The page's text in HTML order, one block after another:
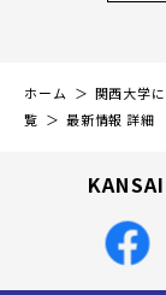
ホーム 関西大学
覧
最新情報 詳細